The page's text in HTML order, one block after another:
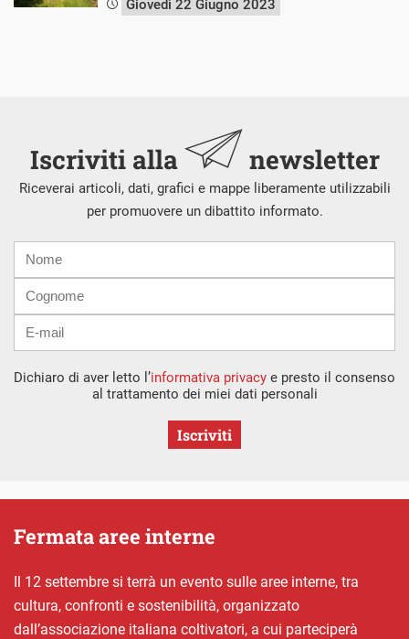
Giovedì 22 Giugno 2023
Iscriviti alla newsletter
Riceverai articoli, dati, grafici e mappe liberamente utilizzabili
per promuovere un dibattito informato.
mail
Dichiaro di aver letto l’informativa privacy e presto il consenso
al trattamento dei miei dati personali
Iscriviti
Fermata aree interne
Il 12 settembre si terrà un evento sulle aree interne, tra
cultura, confronti e sostenibilità, organizzato
dall’associazione italiana coltivatori, a cui parteciperà